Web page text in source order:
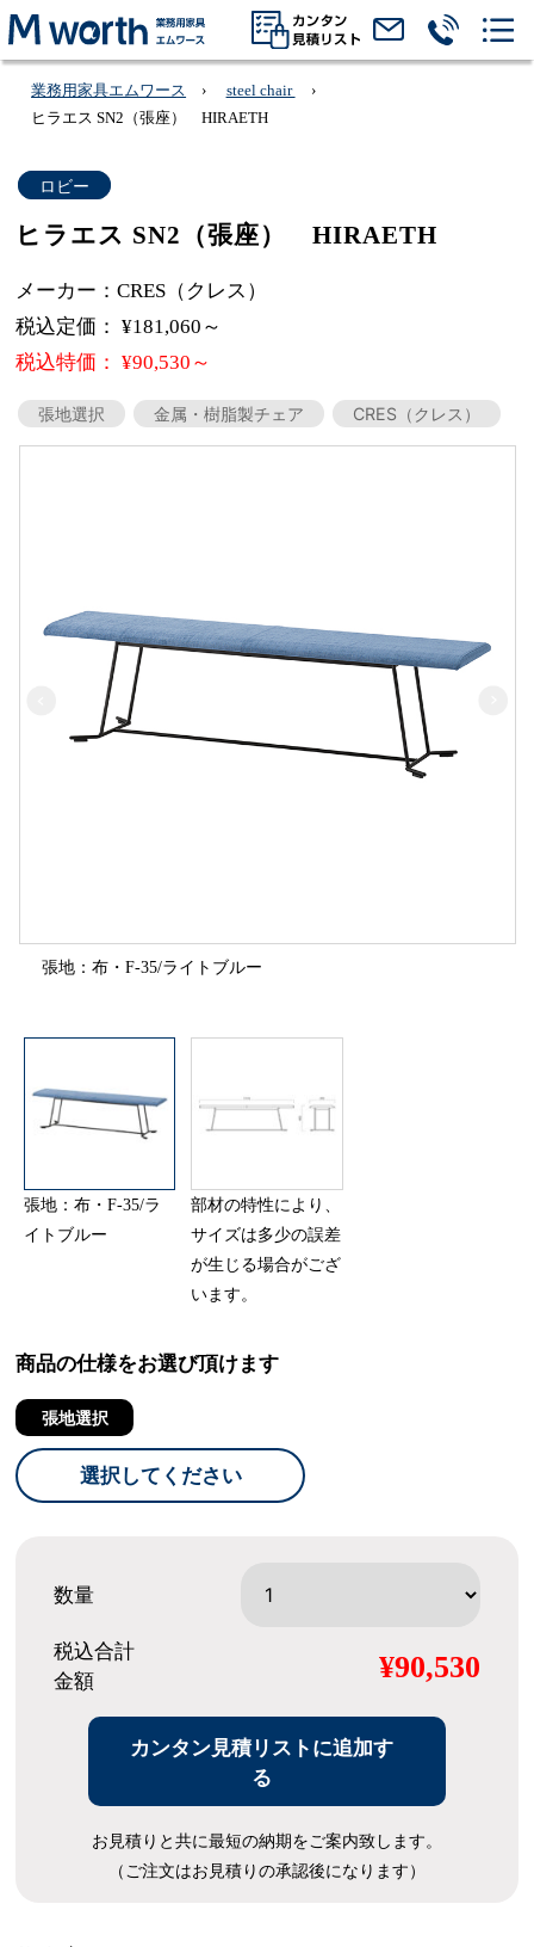
業務用家具エムワース
steel chair
ヒラエス SN2（張座） HIRAETH
ロビー
ヒラエス SN2（張座） HIRAETH
メーカー：CRES（クレス）
税込定価： ¥181,060～
税込特価： ¥90,530～
張地選択 金属・樹脂製チェア CRES（クレス）
張地：布・F-35/ライトブルー
張地：布・F-35/ラ
イトブルー
部材の特性により、
サイズは多少の誤差
が生じる場合がござ
います。
商品の仕様をお選び頂けます
張地選択
選択してください
数量
税込合計
金額
¥90,530
カンタン見積リストに追加す
る
お見積りと共に最短の納期をご案内致します。
（ご注文はお見積りの承認後になります）